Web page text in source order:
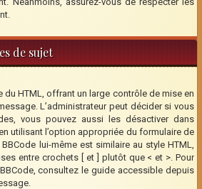
de sujet
du HTML, offrant un large contrôle de mise en
L’administrateur peut décider si vous
vous pouvez aussi les désactiver dans
utilisant l’option appropriée du formulaire de
lui-même est similaire au style HTML,
entre crochets [ et ] plutôt que < et >. Pour
consultez le guide accessible depuis